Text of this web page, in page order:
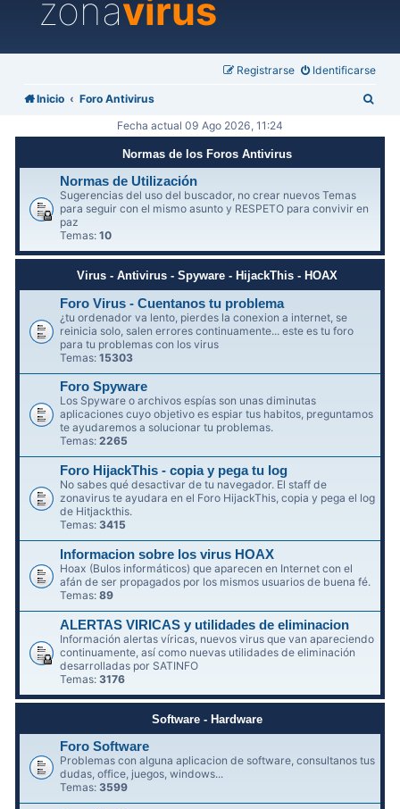
zonavirus
Identificarse
Registrarse
Inicio Foro Antivirus
c
Fecha actual 09 Ago 2026, 11:24
Normas de los Foros Antivirus
Normas de Utilización
Sugerencias del uso del buscador, no crear nuevos Temas
para seguir con el mismo asunto y RESPETO para convivir en
paz
Temas:10
Virus - Antivirus - Spyware - HijackThis - HOAX
Foro Virus - Cuentanos tu problema
¿tu ordenador va lento, pierdes la conexion a internet, se
reinicia solo, salen errores continuamente... este es tu foro
para tu problemas con los virus
Temas:15303
Foro Spyware
Los Spyware o archivos espías son unas diminutas
aplicaciones cuyo objetivo es espiar tus habitos, preguntamos
te ayudaremos a solucionar tu problemas.
Temas:2265
Foro HijackThis - copia y pega tu log
No sabes qué desactivar de tu navegador. El staff de
zonavirus te ayudara en el Foro HijackThis, copia y pega el log
de Hitjackthis.
Temas: 3415
Informacion sobre los virus HOAX
Hoax (Bulos informáticos) que aparecen en Internet con el
afán de ser propagados por los mismos usuarios de buena fé.
Temas:89
ALERTAS VIRICAS y utilidades de eliminacion
Información alertas víricas, nuevos virus que van apareciendo
continuamente, así como nuevas utilidades de eliminación
desarrolladas por SATINFO
Temas:3176
Software - Hardware
Foro Software
Problemas con alguna aplicacion de software, consultanos tus
dudas, office, juegos, windows...
Temas: 3599